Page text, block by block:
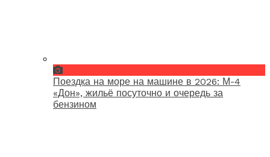
Поездка на море на машине в 2026: М-4
«Дон», жильё посуточно и очередь за
бензином